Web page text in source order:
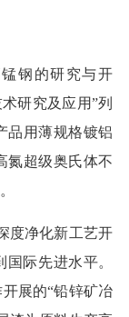
钢的研究与开
研究及应用”列
品用薄规格镀铝
氮超级奥氏体不
净化新工艺开
际先进水平。
展的“铅锌矿冶